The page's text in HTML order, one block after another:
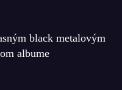
black metalovým
albume